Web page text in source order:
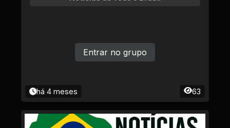
há 4 meses 63
Entrar no grupo